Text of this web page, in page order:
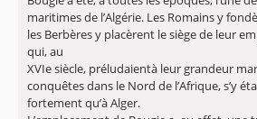
maritimes de l’Algérie. Les Romains y
les Berbères y placèrent le siège de leur
qui, au
XVIe siècle, préludaientà leur grandeur
conquêtes dans le Nord de l’Afrique, s’y
fortement qu’à Alger.